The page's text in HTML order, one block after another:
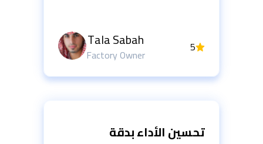
Tala Sabah
Factory Owner
تحسين الأداء بدقة